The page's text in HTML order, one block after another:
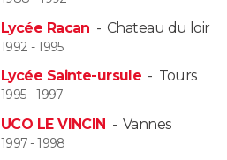
Lycée Racan -Chateau du loir
1992 - 1995
Lycée Sainte-ursule - Tours
1995 - 1997
UCO LE VINCIN - Vannes
1997 - 1998